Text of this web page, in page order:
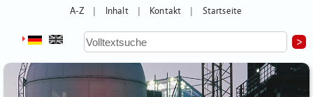
A-Z Inhalt Kontakt Startseite